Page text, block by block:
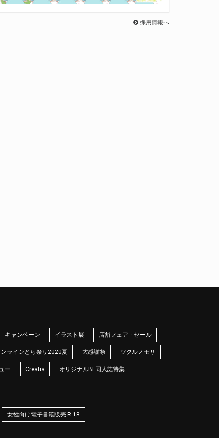
採用情報へ
キャンペーン イラスト展 店舗フェア・セール
ラインとら祭り2020夏 大感謝祭 ツクルノモリ
ー Creatia オリジナルBL同人誌特集
女性向け電子書籍販売 R-18